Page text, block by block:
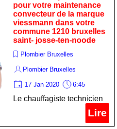
saint- josse-ten-noode
pour votre maintenance
convecteur de la marque
viessmann dans votre
commune 1210 bruxelles
saint- josse-ten-noode
Plombier Bruxelles
Plombier Bruxelles
17 Jan 2020 6:45
Le chauffagiste technicien
maintenance convecteur de
Lire